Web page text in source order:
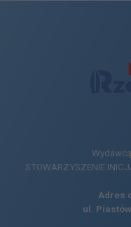
Wydawcą
STOWARZYSZENIE
Adres
ul.